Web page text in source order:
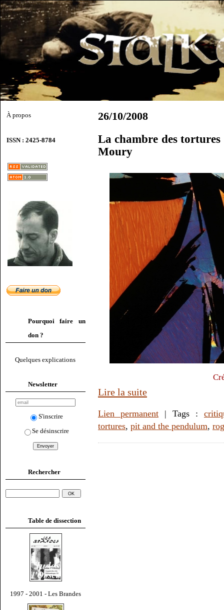
À propos
ISSN : 2425-8784
Pourquoi faire un
don ?
Quelques explications
Newsletter
S'inscrire
Se désinscrire
Rechercher
Table de dissection
1997 - 2001 - Les Brandes
26/10/2008
La chambre des
Moury
Lire la suite
Lien permanent | Tags :
tortures, pit and the pendulum,